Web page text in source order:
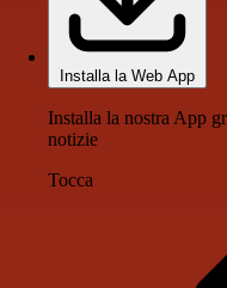
Installa la Web App
Installa la nostra App
notizie
Tocca